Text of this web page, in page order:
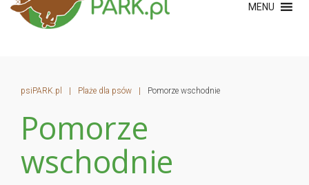
MENU
psiPARK.pl | Plaże dla psów | Pomorze wschodnie
Pomorze
wschodnie